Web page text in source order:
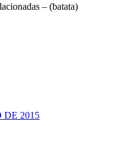
– (batata)
DE 2015